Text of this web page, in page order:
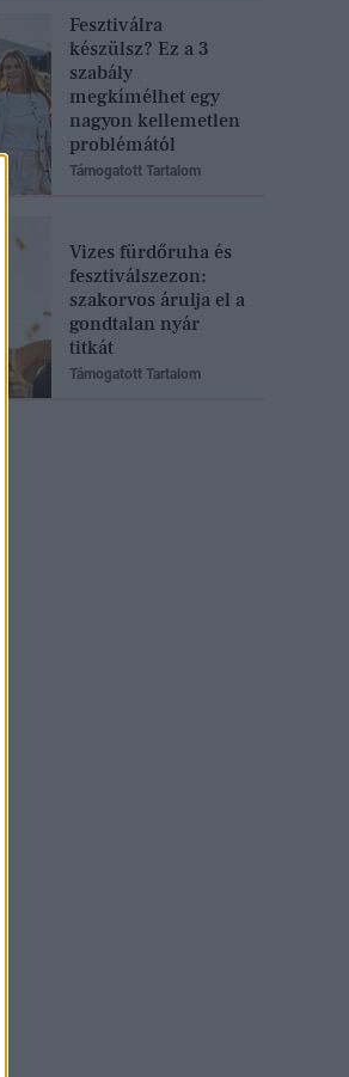
Fesztiválra
készülsz? Ez a 3
szabály
megkímélhet egy
nagyon kellemetlen
problémától
Támogatott Tartalom
Vizes fürdőruha és
fesztiválszezon:
szakorvos árulja el a
gondtalan nyár
titkát
Támogatott Tartalom